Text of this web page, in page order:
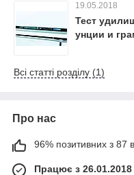
19.05.2018
Тест
унции и
Всі статті розділу (1)
Про нас
96% позитивних з 87
Працює з 26.01.2018